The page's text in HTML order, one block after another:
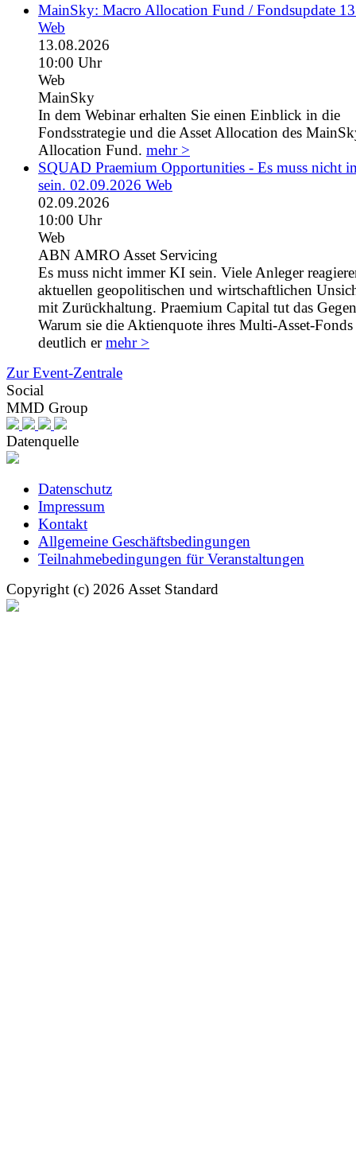
MainSky: Macro Allocation Fund / Fondsupdate
Web
13.08.2026
10:00 Uhr
Web
MainSky
In dem Webinar erhalten Sie einen Einblick in die
Fondsstrategie und die Asset Allocation des
Allocation Fund. mehr >
SQUAD Praemium Opportunities - Es muss nicht
sein. 02.09.2026 Web
02.09.2026
10:00 Uhr
Web
ABN AMRO Asset Servicing
Es muss nicht immer KI sein. Viele Anleger
aktuellen geopolitischen und wirtschaftlichen
mit Zurückhaltung. Praemium Capital tut das
Warum sie die Aktienquote ihres Multi-Asset-Fonds
deutlich ermehr >
Zur Event-Zentrale
Social
MMD Group
Datenquelle
Datenschutz
Impressum
Kontakt
Allgemeine Geschäftsbedingungen
Teilnahmebedingungen für Veranstaltungen
Copyright (c) 2026 Asset Standard